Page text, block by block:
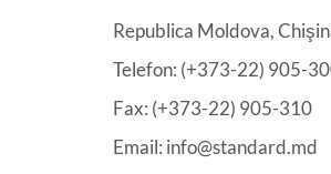
Republica Moldova,
Telefon: (+373-22) 905-
Fax: (+373-22) 905-310
Email: info@standard.md